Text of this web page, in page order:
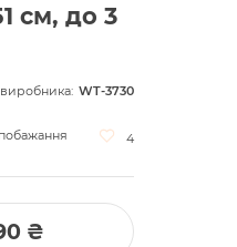
см, до 3
WT-3730
4
₴